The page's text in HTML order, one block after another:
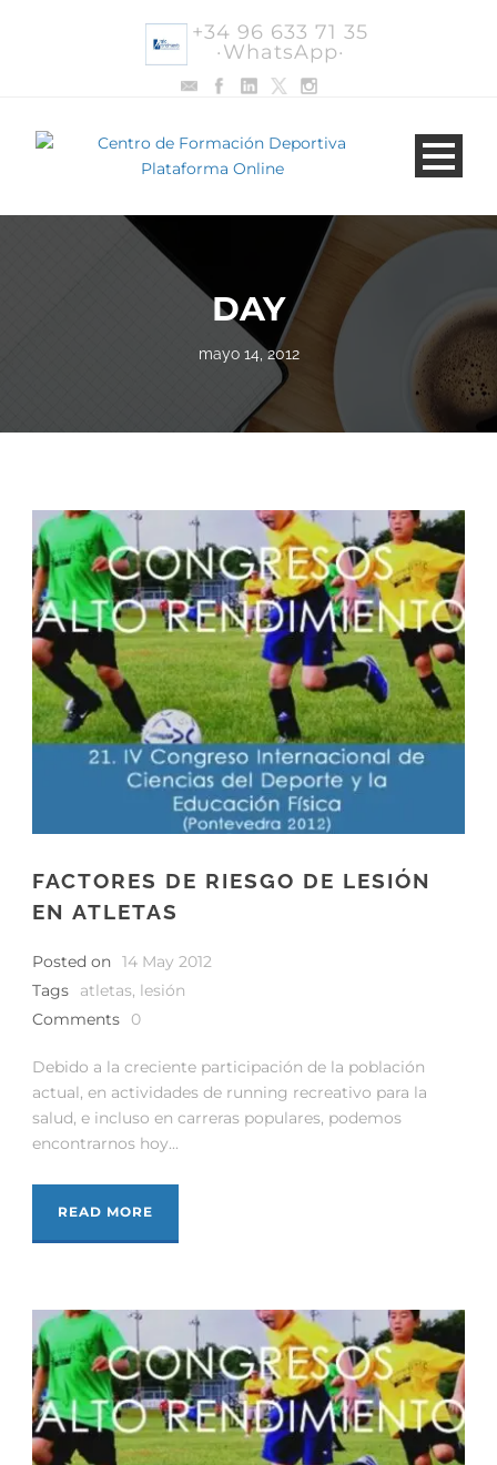
+34 96 633 71 35
·WhatsApp·
DAY
mayo 14, 2012
FACTORES DE RIESGO DE LESIÓN
EN ATLETAS
Posted on 14 May 2012
Tags
atletas, lesión
Comments
0
Debido a la creciente participación de la población
actual, en actividades de running recreativo para la
salud, e incluso en carreras populares, podemos
encontrarnos hoy...
READ MORE